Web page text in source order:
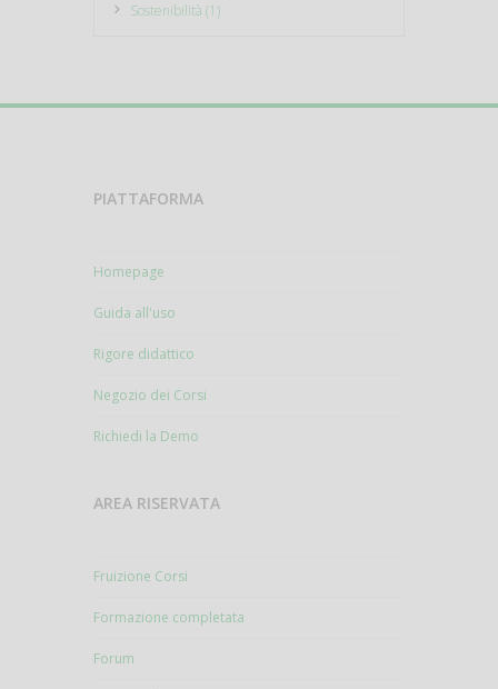
Sostenibilità (1)
PIATTAFORMA
Homepage
Guida all'uso
Rigore didattico
Negozio dei Corsi
Richiedi la Demo
AREA RISERVATA
Fruizione Corsi
Formazione completata
Forum